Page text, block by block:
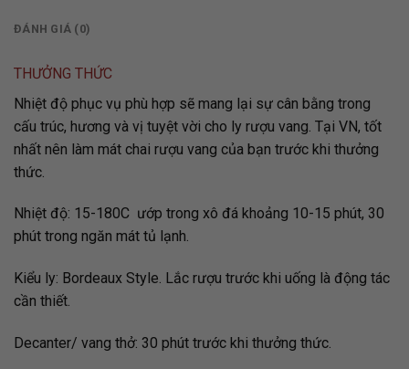
ĐÁNH GIÁ (0)
THƯỞNG THỨC
Nhiệt độ phục vụ phù hợp sẽ mang lại sự cân bằng trong
cấu trúc, hương và vị tuyệt vời cho ly rượu vang. Tại VN, tốt
nhất nên làm mát chai rượu vang của bạn trước khi thưởng
thức.
Nhiệt độ: 15-180C ướp trong xô đá khoảng 10-15 phút, 30
phút trong ngăn mát tủ lạnh.
Kiểu ly: Bordeaux Style. Lắc rượu trước khi uống là động tác
cần thiết.
Decanter/ vang thở: 30 phút trước khi thưởng thức.